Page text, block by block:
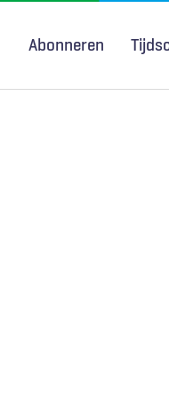
Abonneren